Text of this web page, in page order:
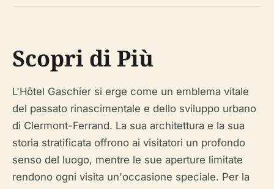
Scopri di Più
L'Hôtel Gaschier si erge come un emblema vitale
del passato rinascimentale e dello sviluppo urbano
di Clermont-Ferrand. La sua architettura e la sua
storia stratificata offrono ai visitatori un profondo
senso del luogo, mentre le sue aperture limitate
rendono ogni visita un'occasione speciale. Per la